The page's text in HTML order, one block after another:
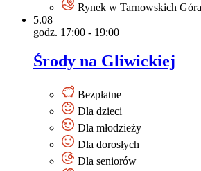
Rynek w Tarnowskich
5.08
godz. 17:00 - 19:00
Środy na Gliwickiej
Bezpłatne
Dla dzieci
Dla młodzieży
Dla dorosłych
Dla seniorów